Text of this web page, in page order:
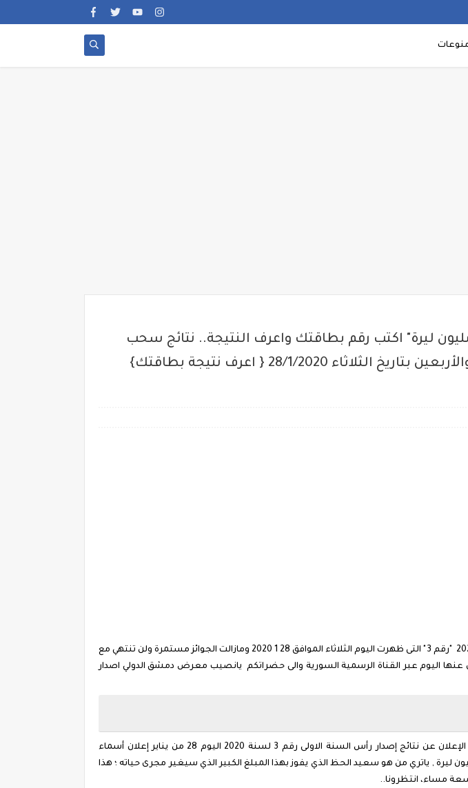
نتيجة اصدار راس السنة الاول وجائزة تربح (50000) مليون ليرة" اكتب رقم بطاقتك واعرف النتيجة.. نتائج سحب
يانصيب معرض دمشق الدولي اليوم السحب الدوري الثامن والأربعين بتاريخ الثلاثاء 28/1/2020 { اعرف نتيجة بطاقتك}
أعرفها وشوفها حالاً نتائج سحب يانصيب معرض دمشق الدولي الأصدار الدوري الاول لعام 2020 "رقم 3" التى ظهرت اليوم الثلاثاء الموافق 28 1 2020 ومازالت الجوائز مستمرة ولن تنتهي مع
تم الاعلان عنها اليوم عبر القناة الرسمية السورية والى حضراتكم يانصيب معرض دمشق الدولي اصدار
كل السوريين ينتظرون الحدث الأهم الذي سيغير مجرى حياة البعض منهم " بعد قليل " الإعلان عن نتائج إصدار رأس السنة الاولى رقم 3 لسنة 2020 اليوم 28 من يناير إعلان أسماء
الرابحة بتاريخ 28 كانون الثاني وننشر رقم الفائز بالجائزة الكبرى التى قيمتها 200 مليون ليرة , ياتري من هو سعيد الحظ الذي يفوز بهذا المبلغ الكبير الذي سيغير مجرى حياته ؛ هذا
مساء، انتظرونا..